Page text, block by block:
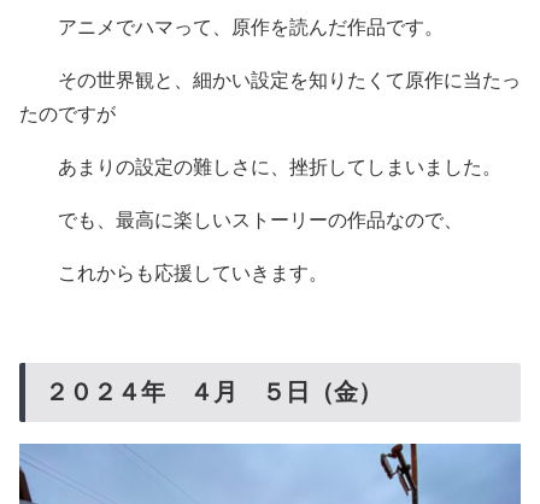
アニメでハマって、原作を読んだ作品です。
その世界観と、細かい設定を知りたくて原作に当たっ
たのですが
あまりの設定の難しさに、挫折してしまいました。
でも、最高に楽しいストーリーの作品なので、
これからも応援していきます。
２０２４年 ４月 ５日（金）